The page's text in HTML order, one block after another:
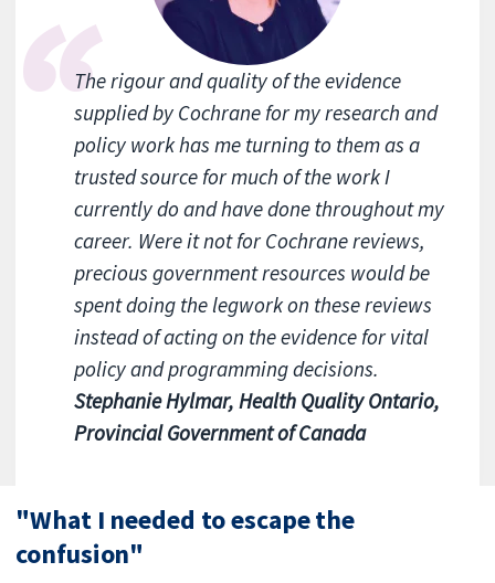
The rigour and quality of the evidence
supplied by Cochrane for my research and
policy work has me turning to them as a
trusted source for much of the work I
currently do and have done throughout my
career. Were it not for Cochrane reviews,
precious government resources would be
spent doing the legwork on these reviews
instead of acting on the evidence for vital
policy and programming decisions.
Stephanie Hylmar, Health Quality Ontario,
Provincial Government of Canada
"What I needed to escape the
confusion"